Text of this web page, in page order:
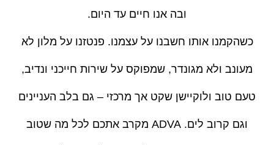
ובה אנו חיים עד היום.
כשהקמנו אותו חשבנו על עצמנו. פנטזנו על מלון לא
מעונב ולא מגונדר, שמפוקס על שירות חייכני ונדיב,
טעם טוב ולוקיישן שקט אך מרכזי – גם בלב העניינים
וגם קרוב לים. ADVA מקרב אתכם לכל מה שטוב